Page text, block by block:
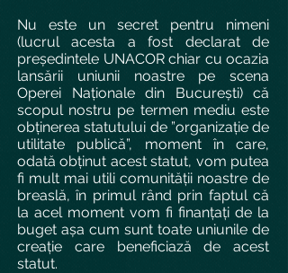
Nu este un secret pentru nimeni
(lucrul acesta a fost declarat de
președintele UNACOR chiar cu ocazia
lansării uniunii noastre pe scena
Operei Naționale din București) că
scopul nostru pe termen mediu este
obținerea statutului de ”organizație de
utilitate publică”, moment în care,
odată obținut acest statut, vom putea
fi mult mai utili comunității noastre de
breaslă, în primul rând prin faptul că
la acel moment vom fi finanțați de la
buget așa cum sunt toate uniunile de
creație care beneficiază de acest
statut.